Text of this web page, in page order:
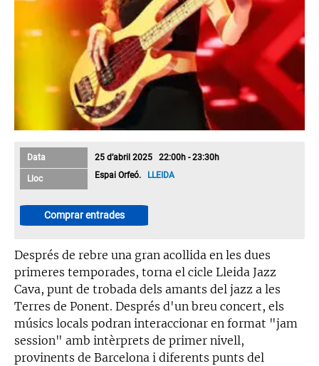
Data 25 d’abril 2025 22:00h - 23:30h
Lloc Espai Orfeó. LLEIDA
Comprar entrades
Després de rebre una gran acollida en les dues
primeres temporades, torna el cicle Lleida Jazz
Cava, punt de trobada dels amants del jazz a les
Terres de Ponent. Després d'un breu concert, els
músics locals podran interaccionar en format "jam
session" amb intèrprets de primer nivell,
provinents de Barcelona i diferents punts del